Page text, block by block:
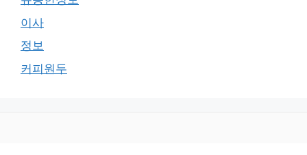
이사
정보
커피원두